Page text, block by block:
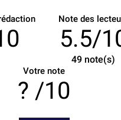
Note des
5.5/
49 note(s)
Votre note
/10